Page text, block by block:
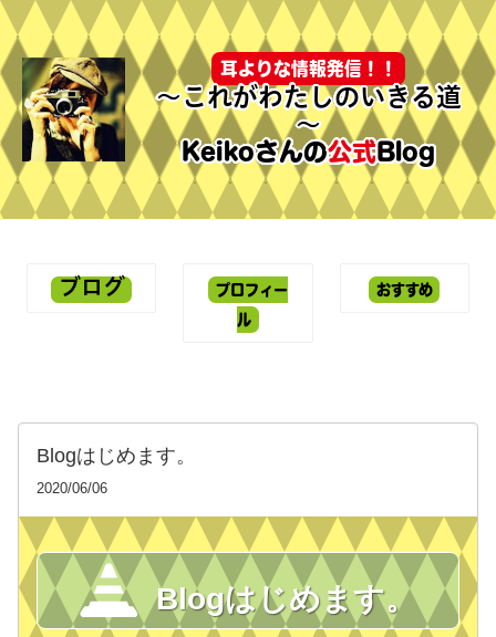
耳よりな情報発信！！
～これがわたしのいきる道
～
Keikoさんの公式Blog
ブログ
プロフィー
ル
おすすめ
Blogはじめます。
2020/06/06
Blogはじめます。